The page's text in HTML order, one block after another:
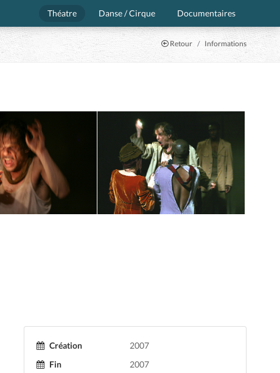
Théatre Danse / Cirque Documentaires
Retour Informations
Création
2007
Fin
2007